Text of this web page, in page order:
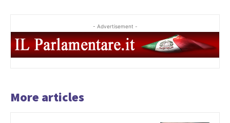
- Advertisement -
More articles